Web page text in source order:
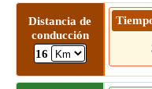
Distancia de
conducción
16